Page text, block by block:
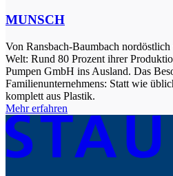
MUNSCH
Von Ransbach-Baumbach
Welt: Rund 80 Prozent ihrer
Pumpen GmbH ins Ausland. Das
Familienunternehmens: Statt wie
komplett aus Plastik.
Mehr erfahren